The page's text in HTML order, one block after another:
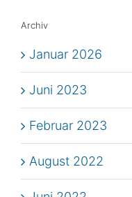
Archiv
Januar 2026
Juni 2023
Februar 2023
August 2022